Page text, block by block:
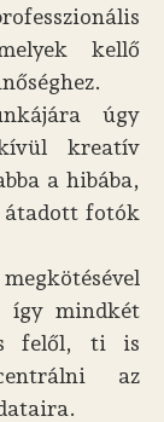
kellő
úgy
kreatív
a hibába,
átadott fotók
így mindkét
felől, ti is
az